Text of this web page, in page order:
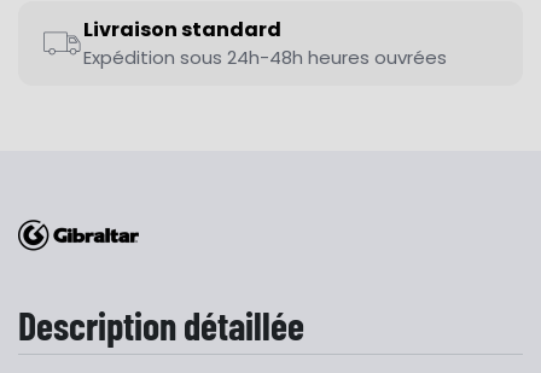
Livraison standard
Expédition sous 24h-48h heures ouvrées
Description détaillée